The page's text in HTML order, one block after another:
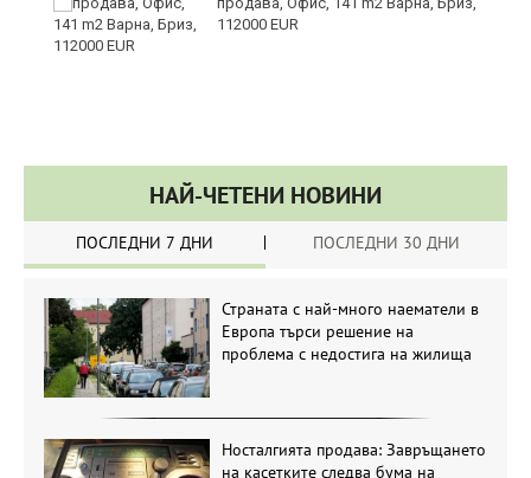
112000 EUR
НАЙ-ЧЕТЕНИ НОВИНИ
ПОСЛЕДНИ 7 ДНИ ПОСЛЕДНИ 30 ДНИ
Страната с най-много наематели в
Европа търси решение на
проблема с недостига на жилища
Носталгията продава: Завръщането
на касетките следва бума на